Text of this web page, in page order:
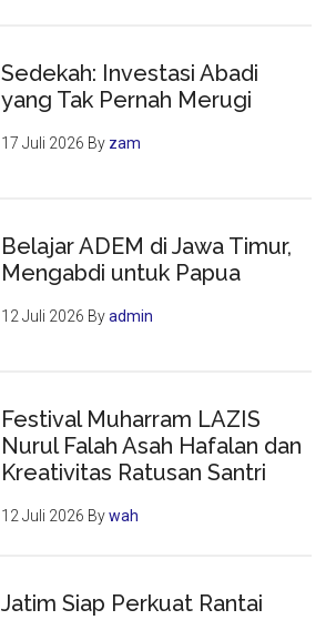
Sedekah: Investasi Abadi
yang Tak Pernah Merugi
17 Juli 2026 By zam
Belajar ADEM di Jawa Timur,
Mengabdi untuk Papua
12 Juli 2026 Byadmin
Festival Muharram LAZIS
Nurul Falah Asah Hafalan dan
Kreativitas Ratusan Santri
12 Juli 2026 Bywah
Jatim Siap Perkuat Rantai